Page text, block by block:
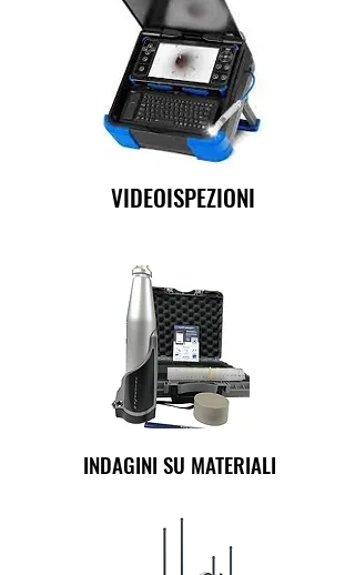
VIDEOISPEZIONI
INDAGINI SU MATERIALI